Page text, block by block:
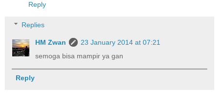
Reply
Replies
HM Zwan
23 January 2014 at 07:21
semoga bisa mampir ya gan
Reply